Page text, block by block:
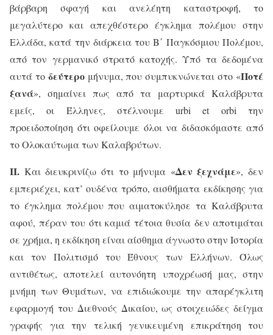
βάρβαρη σφαγή και ανελέητη καταστροφή, το
μεγαλύτερο και απεχθέστερο έγκλημα πολέμου στην
Ελλάδα, κατά την διάρκεια του Β΄ Παγκόσμιου Πολέμου,
από τον γερμανικό στρατό κατοχής. Υπό τα δεδομένα
αυτά το δεύτερο μήνυμα, που συμπυκνώνεται στο «Ποτέ
ξανά», σημαίνει πως από τα μαρτυρικά Καλάβρυτα
εμείς, οι Έλληνες, στέλνουμεurbi et orbi την
προειδοποίηση ότι οφείλουμε όλοι να διδασκόμαστε από
το Ολοκαύτωμα των Καλαβρύτων.
ΙΙ. Και διευκρινίζω ότι το μήνυμα «Δεν ξεχνάμε», δεν
εμπεριέχει, κατ’ ουδένα τρόπο, αισθήματα εκδίκησης για
το έγκλημα πολέμου που αιματοκύλησε τα Καλάβρυτα
αφού, πέραν του ότι καμιά τέτοια θυσία δεν αποτιμάται
σε χρήμα, η εκδίκηση είναι αίσθημα άγνωστο στην Ιστορία
και τον Πολιτισμό του Έθνους των Ελλήνων. Όλως
αντιθέτως, αποτελεί αυτονόητη υποχρέωσή μας, στην
μνήμη των Θυμάτων, να επιδιώκουμε την απαρέγκλιτη
εφαρμογή του Διεθνούς Δικαίου, ως στοιχειώδες δείγμα
γραφής για την τελική γενικευμένη επικράτηση του